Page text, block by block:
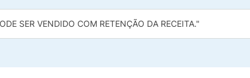
SER VENDIDO COM RETENÇÃO DA RECEITA."